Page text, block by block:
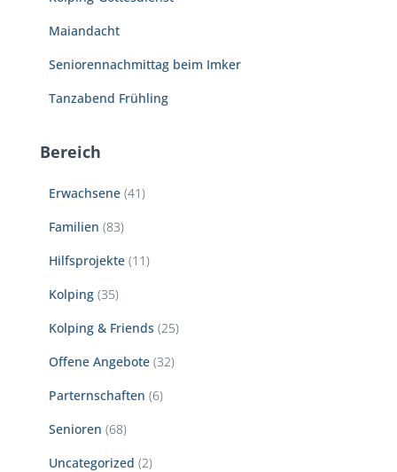
Maiandacht
Seniorennachmittag beim Imker
Tanzabend Frühling
Bereich
Erwachsene (41)
Familien (83)
Hilfsprojekte (11)
Kolping (35)
Kolping & Friends (25)
Offene Angebote (32)
Parternschaften (6)
Senioren (68)
Uncategorized (2)